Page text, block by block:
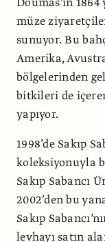
Doumas’ın
müze
sunuyor. Bu
Amerika,
bölgelerinden
bitkileri de
yapıyor.
1998’de Sakıp
koleksiyonuyla
Sakıp Sabancı
2002’den bu
Sakıp
levhayı satın